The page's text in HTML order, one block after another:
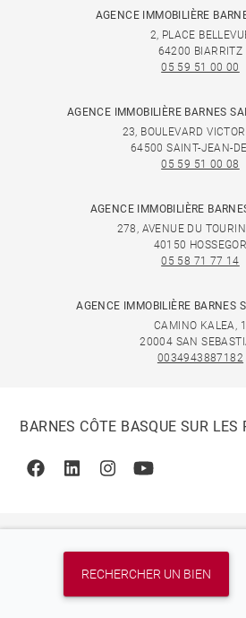
RECHERCHER UN BIEN
AGENCE IMMOBILIÈRE
2, PLACE
64200 BIARRITZ
05 59 51 00 00
AGENCE IMMOBILIÈRE BARNES
23, BOULEVARD
64500 SAINT-JEAN-
05 59 51 00 08
AGENCE IMMOBILIÈRE
278, AVENUE DU
40150 HOSSEGOR
05 58 71 77 14
AGENCE IMMOBILIÈRE BARNES
CAMINO KALEA, 1
20004 SAN
0034943887182
BARNES CÔTE BASQUE SUR LES
FacebookLinkedinInstagramYoutube
© 2026 BARNES, INTERNATIONAL
INTERNATIONAL